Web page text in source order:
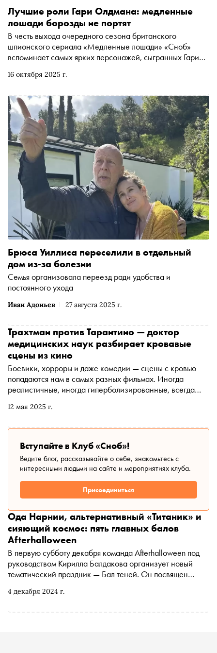
16 октября 2025 г.
Лучшие роли Гари Олдмана: медленные
лошади борозды не портят
В честь выхода очередного сезона британского
шпионского сериала «Медленные лошади» «Сноб»
вспоминает самых ярких персонажей, сыгранных Гари
Иван Адоньев 27 августа 2025 г.
Брюса Уиллиса переселили в отдельный
дом из-за болезни
Семья организовала переезд ради удобства и
постоянного ухода
12 мая 2025 г.
Трахтман против Тарантино — доктор
медицинских наук разбирает кровавые
сцены из кино
Боевики, хорроры и даже комедии — сцены с кровью
попадаются нам в самых разных фильмах. Иногда
реалистичные, иногда гиперболизированные, всегда
реальной жизни кровь выглядит и «работает» совсем по-
трансфузиологии детского медицинского центра имени
Дмитрия Рогачева и экспертом проекта о донорстве
крови и плазмы «+Я» Павлом Трахтманом
Вступайте в Клуб «Сноб»!
Ведите блог, рассказывайте о себе, знакомьтесь с
интересными людьми на сайте и мероприятиях клуба.
Присоединиться
4 декабря 2024 г.
Ода Нарнии, альтернативный «Титаник» и
сияющий космос: пять главных балов
Afterhalloween
В первую субботу декабря команда Afterhalloween под
руководством Кирилла Балдакова организует новый
тематический праздник — Бал теней. Он посвящен
Традиционно вечер пройдет в стенах отеля — на сей раз